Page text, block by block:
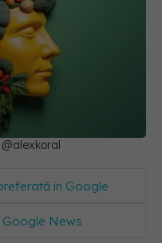
în Google
Google News